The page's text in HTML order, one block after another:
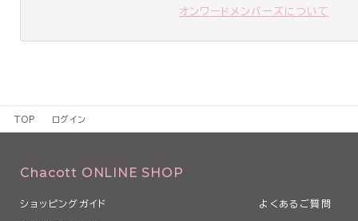
オンワードメンバーズについて
TOP ログイン
Chacott ONLINE SHOP
ショッピングガイド よくあるご質問